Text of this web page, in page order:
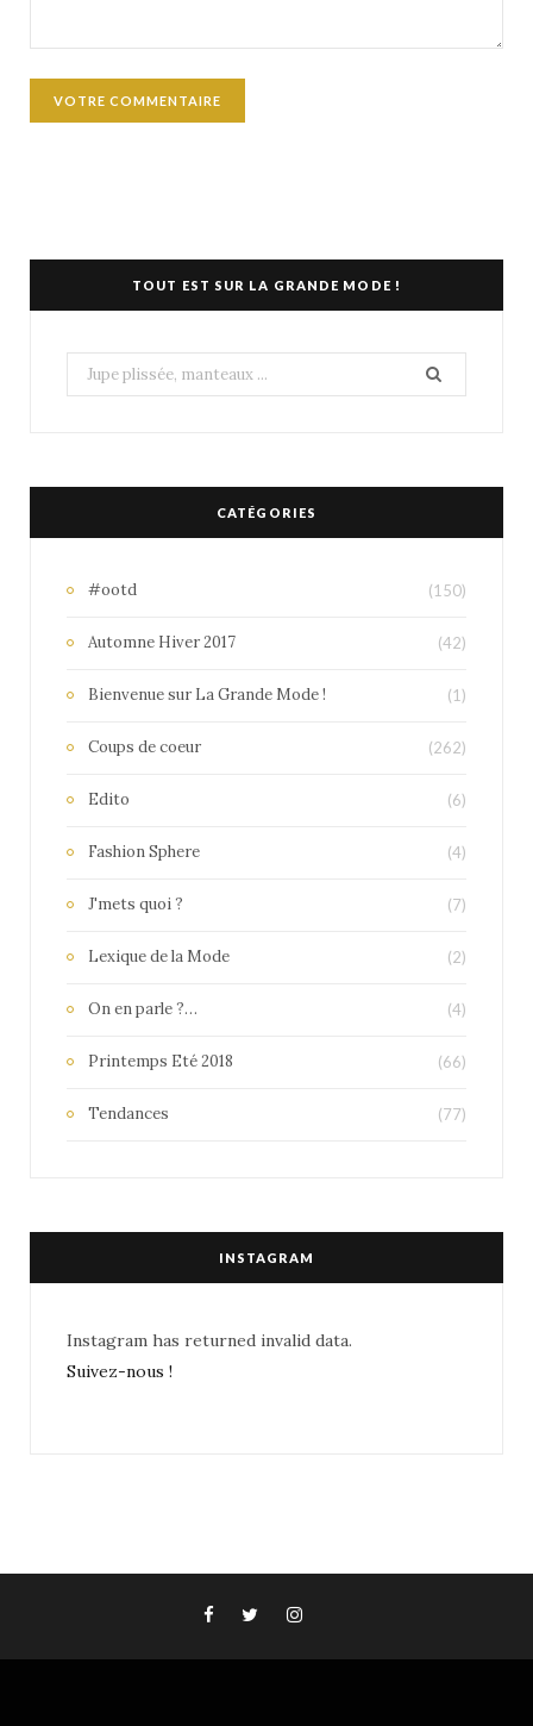
TOUT EST SUR LA GRANDE MODE !
Search
for:
CATÉGORIES
#ootd (150)
Automne Hiver 2017 (42)
Bienvenue sur La Grande Mode ! (1)
Coups de coeur (262)
Edito (6)
Fashion Sphere (4)
J'mets quoi ? (7)
Lexique de la Mode (2)
On en parle ?… (4)
Printemps Eté 2018 (66)
Tendances (77)
INSTAGRAM
Instagram has returned invalid data.
Suivez-nous !